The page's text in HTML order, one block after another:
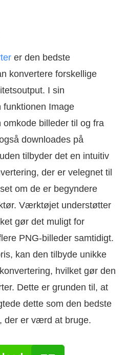
er den bedste
konvertere forskellige
I sin
Image
billeder til og fra
downloades på
tilbyder det en intuitiv
der er velegnet til
om de er begyndere
Værktøjet understøtter
gør det muligt for
PNG-billeder samtidigt.
kan den tilbyde unikke
hvilket gør den
Dette er grunden til, at
dette som den bedste
der er værd at bruge.